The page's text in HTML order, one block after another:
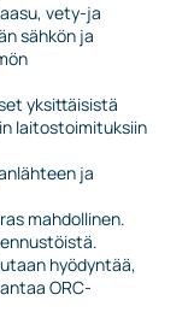
vety-ja
sähkön ja
yksittäisistä
laitostoimituksiin
ja
mahdollinen.
hyödyntää,
ORC-